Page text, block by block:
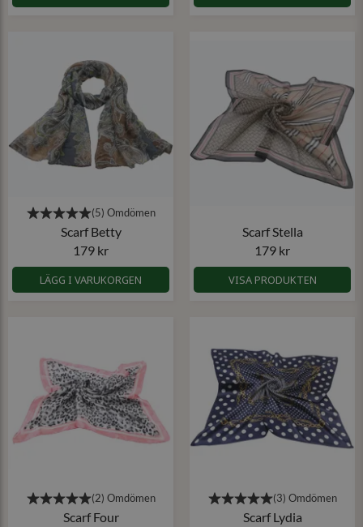
Scarf Betty
179 kr
LÄGG I VARUKORGEN
Scarf Stella
179 kr
VISA PRODUKTEN
Scarf Four
Scarf Lydia